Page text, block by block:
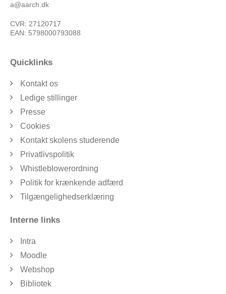
a@aarch.dk
CVR: 27120717
EAN: 5798000793088
Quicklinks
Kontakt os
Ledige stillinger
Presse
Cookies
Kontakt skolens studerende
Privatlivspolitik
Whistleblowerordning
Politik for krænkende adfærd
Tilgængelighedserklæring
Interne links
Intra
Moodle
Webshop
Bibliotek